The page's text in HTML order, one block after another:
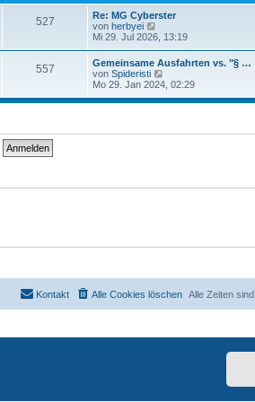
i
t
a
g
e
r
B
e
i
t
a
g
527
Re: MG Cyberster
von herbyei
e
e
s
t
e
r
i
Mi 29. Jul 2026, 13:19
557
Gemeinsame Ausfahrten vs. "§ …
von Spideristi
e
e
e
t
Mo 29. Jan 2024, 02:29
Alle Zeiten sind
Alle Cookies löschen
Kontakt